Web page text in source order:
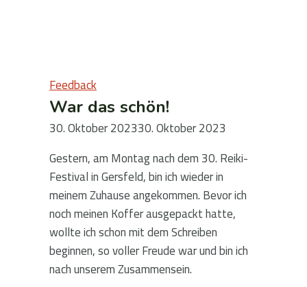
Feedback
War das schön!
30. Oktober 202330. Oktober 2023
Gestern, am Montag nach dem 30. Reiki-
Festival in Gersfeld, bin ich wieder in
meinem Zuhause angekommen. Bevor ich
noch meinen Koffer ausgepackt hatte,
wollte ich schon mit dem Schreiben
beginnen, so voller Freude war und bin ich
nach unserem Zusammensein.